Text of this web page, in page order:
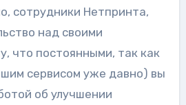
сотрудники Нетпринта,
над своими
что постоянными, так как
сервисом уже давно) вы
об улучшении